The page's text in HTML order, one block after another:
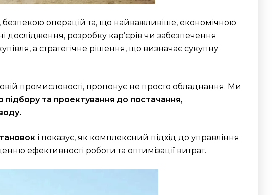
операцій та, що найважливіше, економічною
дослідження, розробку кар’єрів чи забезпечення
а стратегічне рішення, що визначає сукупну
промисловості, пропонує не просто обладнання. Ми
підбору та проектування до постачання,
і показує, як комплексний підхід до управління
ефективності роботи та оптимізації витрат.